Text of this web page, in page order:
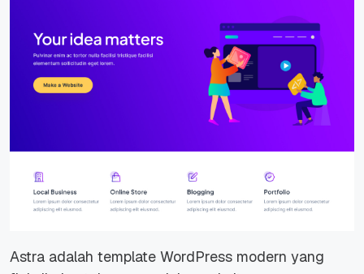
Astra adalah template WordPress modern yang